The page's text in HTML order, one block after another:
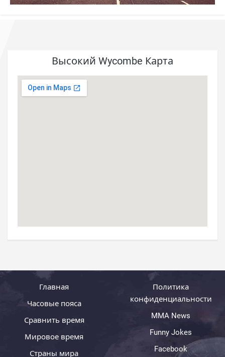
Высокий Wycombe Карта
Главная
Часовые пояса
Сравнить время
Мировое время
Страны мира
Политика
конфиденциальности
MMA News
Funny Jokes
Facebook